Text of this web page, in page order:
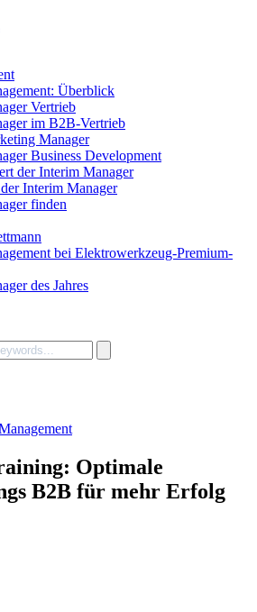
Überblick
Vertrieb
im B2B-Vertrieb
Manager
Business Development
der Interim Manager
Interim Manager
finden
bei Elektrowerkzeug-Premium-
des Jahres
Optimale
B2B für mehr Erfolg